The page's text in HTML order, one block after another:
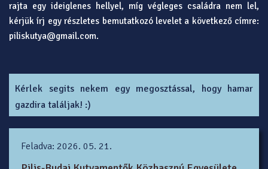
rajta egy ideiglenes hellyel, míg végleges családra nem lel,
kérjük írj egy részletes bemutatkozó levelet a következő címre:
piliskutya@gmail.com.
Kérlek segits nekem egy megosztással, hogy hamar
gazdira találjak! :)
Feladva: 2026. 05. 21.